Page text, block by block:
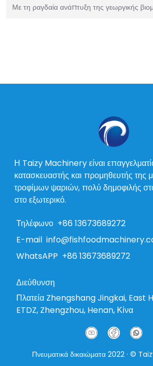
Με τη ραγδαία ανάπτυξη της γεωργικής
Η Taizy Machinery είναι
κατασκευαστής και προμηθευτής
τροφίμων ψαριών, πολύ δημοφιλής
στο εξωτερικό.
Τηλέφωνο +86 13673689272
E-mail
WhatsAPP +86 13673689272
Διεύθυνση
Πλατεία Zhengshang Jingkai, East
ETDZ, Zhengzhou, Henan, Κίνα
Πνευματικά δικαιώματα 2022 · ©